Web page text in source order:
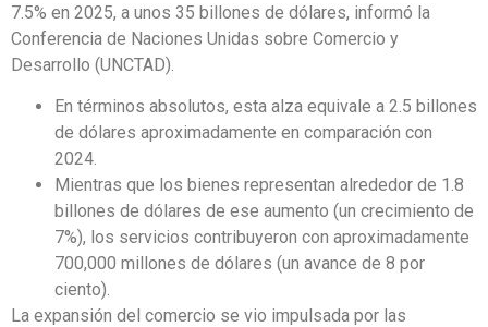
7.5% en 2025, a unos 35 billones de dólares, informó la
Conferencia de Naciones Unidas sobre Comercio y
Desarrollo (UNCTAD).
En términos absolutos, esta alza equivale a 2.5 billones
de dólares aproximadamente en comparación con
2024.
Mientras que los bienes representan alrededor de 1.8
billones de dólares de ese aumento (un crecimiento de
7%), los servicios contribuyeron con aproximadamente
700,000 millones de dólares (un avance de 8 por
ciento).
La expansión del comercio se vio impulsada por las